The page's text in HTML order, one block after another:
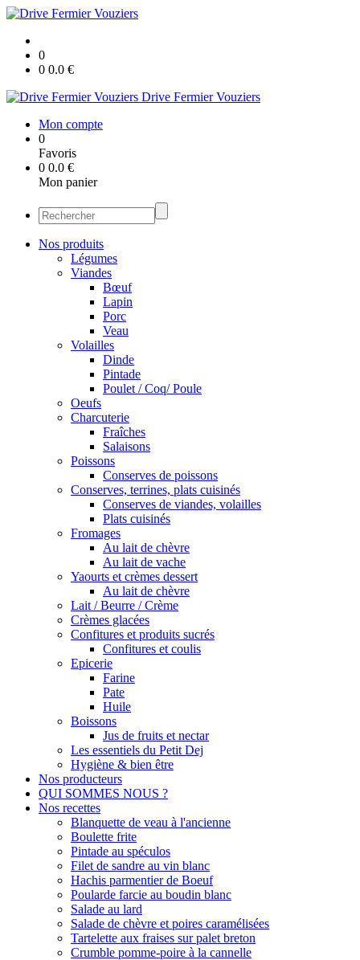
0
0 0.0 €
Drive Fermier Vouziers
Mon compte
0
Favoris
0 0.0 €
Mon panier
Nos produits
Légumes
Viandes
Bœuf
Lapin
Porc
Veau
Volailles
Dinde
Pintade
Poulet / Coq/ Poule
Oeufs
Charcuterie
Fraîches
Salaisons
Poissons
Conserves de poissons
Conserves, terrines, plats cuisinés
Conserves de viandes, volailles
Plats cuisinés
Fromages
Au lait de chèvre
Au lait de vache
Yaourts et crèmes dessert
Au lait de chèvre
Lait / Beurre / Crème
Crèmes glacées
Confitures et produits sucrés
Confitures et coulis
Epicerie
Farine
Pate
Huile
Boissons
Jus de fruits et nectar
Les essentiels du Petit Dej
Hygiène & bien être
Nos producteurs
QUI SOMMES NOUS ?
Nos recettes
Blanquette de veau à l'ancienne
Boulette frite
Pintade au spéculos
Filet de sandre au vin blanc
Hachis parmentier de Boeuf
Poularde farcie au boudin blanc
Salade au lard
Salade de chèvre et poires caramélisées
Tartelette aux fraises sur palet breton
Crumble pomme-poire à la cannelle